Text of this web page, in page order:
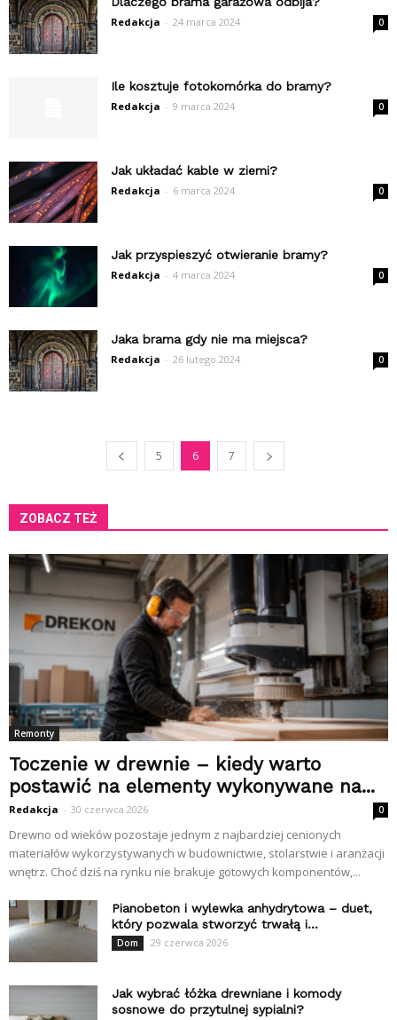
Redakcja - 24 marca 2024 0
Ile kosztuje fotokomórka do bramy?
Redakcja - 9 marca 2024 0
Jak układać kable w ziemi?
Redakcja - 6 marca 2024 0
Jak przyspieszyć otwieranie bramy?
Redakcja - 4 marca 2024 0
Jaka brama gdy nie ma miejsca?
Redakcja - 26 lutego 2024 0
5 6 7
ZOBACZ TEŻ
Remonty
Toczenie w drewnie – kiedy warto
postawić na elementy wykonywane na...
Redakcja - 30 czerwca 2026 0
Drewno od wieków pozostaje jednym z najbardziej cenionych
materiałów wykorzystywanych w budownictwie, stolarstwie i aranżacji
wnętrz. Choć dziś na rynku nie brakuje gotowych komponentów,...
Pianobeton i wylewka anhydrytowa – duet,
który pozwala stworzyć trwałą i...
Dom 29 czerwca 2026
Jak wybrać łóżka drewniane i komody
sosnowe do przytulnej sypialni?